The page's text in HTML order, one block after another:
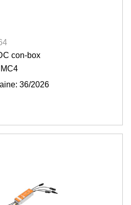
con-box
36/2026